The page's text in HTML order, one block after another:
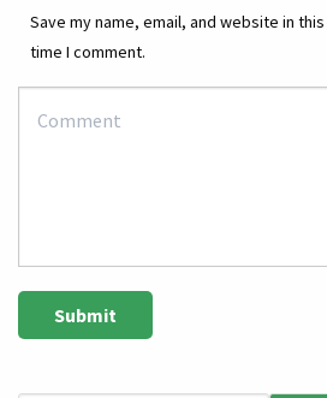
Save my name, email, and website in
time I comment.